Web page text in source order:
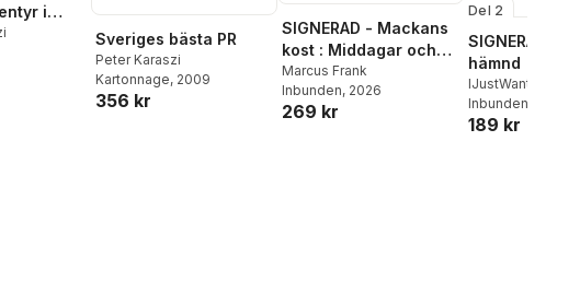
i
Sveriges bästa PR
Peter Karaszi
Kartonnage, 2009
356 kr
SIGNERAD - Mackans
kost : Middagar och
matlådor
Marcus Frank
Inbunden, 2026
269 kr
Del 2
SIGNERAD -
hämnd
Adolphson
Beer ,Victor Beer
Inbunden
189 kr